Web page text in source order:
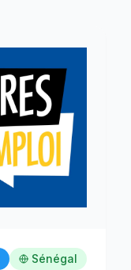
Sénégal